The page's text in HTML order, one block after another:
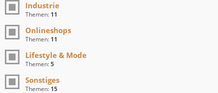
Industrie
Themen: 11
Onlineshops
Themen: 11
Lifestyle & Mode
Themen:5
Sonstiges
Themen: 15